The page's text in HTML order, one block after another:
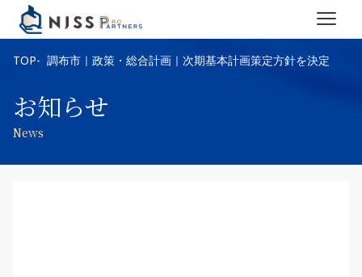
TOP 調布市｜政策・総合計画｜次期基本計画策定方針を決定
お知らせ
News